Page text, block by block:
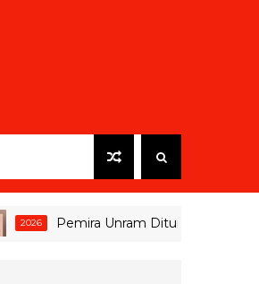
Pemira Unram Ditunda, Tim